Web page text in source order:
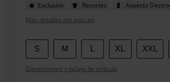
Exclusivo Recortes
Aspecto
Más detalles del artículo
Elige
tu
talla
S M XL XXL
Dimensiones y tallaje de artículo